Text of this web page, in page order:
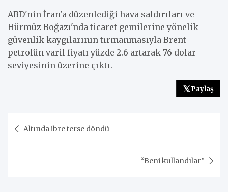
ABD'nin İran'a düzenlediği hava saldırıları ve
Hürmüz Boğazı'nda ticaret gemilerine yönelik
güvenlik kaygılarının tırmanmasıyla Brent
petrolün varil fiyatı yüzde 2.6 artarak 76 dolar
seviyesinin üzerine çıktı.
Paylaş
gezinmesi
Altında ibre terse döndü
“Beni kullandılar”